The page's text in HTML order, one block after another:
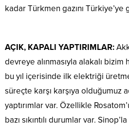
kadar Türkmen gazını
AÇIK, KAPALI YAPTIRIMLAR:
devreye alınmasıyla alakalı bizim
bu yıl içerisinde ilk elektriği
süreçte karşı karşıya olduğumuz
yaptırımlar var. Özellikle
bazı sıkıntılı durumlar var.